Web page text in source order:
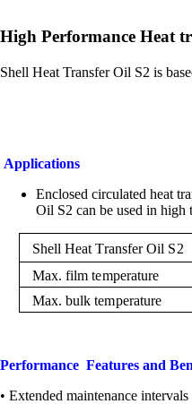
High Performance Heat
Shell Heat Transfer Oil S2 is
Applications
Enclosed circulated heat
Oil S2 can be used in high
ShellHeat Transfer Oil S2
Max. filmtemperature
Max. bulktemperature
Performance Features and
• Extended maintenance intervals